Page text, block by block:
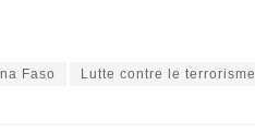
Faso Lutte contre le terrorisme